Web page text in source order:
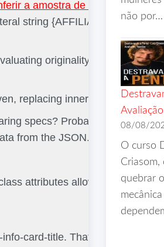
a amostra de capítulos na
string {AFFILIATE_LINK}
originality, clarity didactic.
replacing inner content with
specs? Probably we can
from the JSON.
attributes allowed? The
card-title. That’s fine.
não por…
08/08/
O curso
Criasom,
quebrar